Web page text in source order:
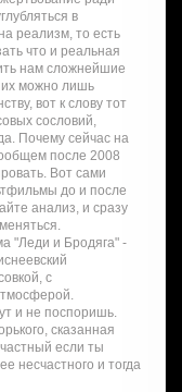
в
реализм, то есть
что и реальная
нам сложнейшие
их можно лишь
вот к слову тот
сословий,
Почему сейчас на
после 2008
Вот сами
до и после
анализ, и сразу
"Леди и Бродяга" -
с
и не поспоришь.
сказанная
если ты
несчастного и тогда